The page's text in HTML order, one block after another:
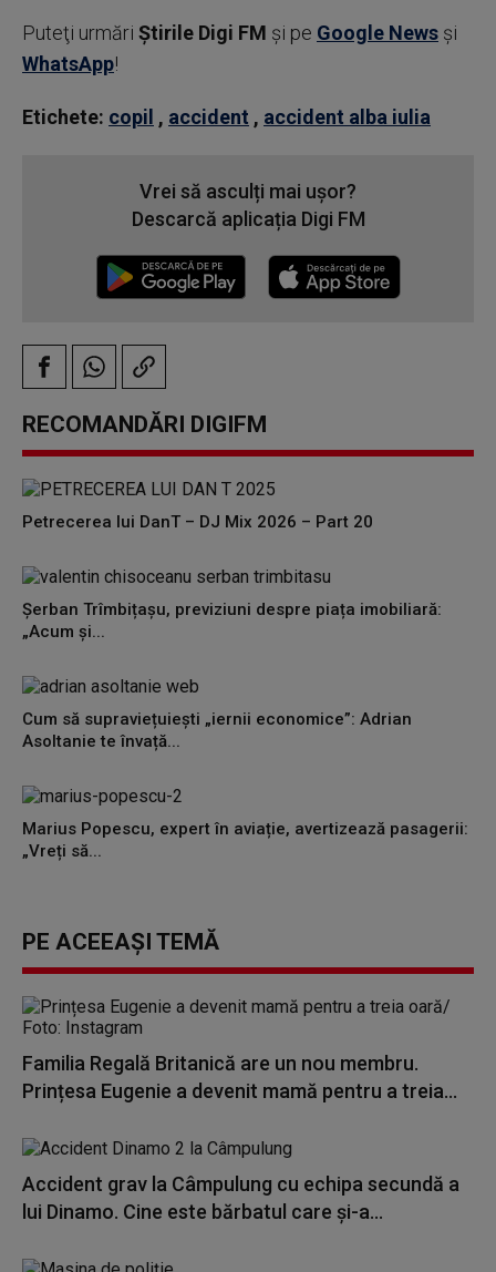
Puteţi urmări Știrile Digi FM şi pe Google News şi
WhatsApp!
Etichete: copil , accident , accident alba iulia
Vrei să asculți mai ușor?
Descarcă aplicația Digi FM
RECOMANDĂRI DIGIFM
Petrecerea lui DanT – DJ Mix 2026 – Part 20
Șerban Trîmbițașu, previziuni despre piața imobiliară:
„Acum și...
Cum să supraviețuiești „iernii economice”: Adrian
Asoltanie te învață...
Marius Popescu, expert în aviație, avertizează pasagerii:
„Vreți să...
PE ACEEAȘI TEMĂ
Familia Regală Britanică are un nou membru.
Prințesa Eugenie a devenit mamă pentru a treia...
Accident grav la Câmpulung cu echipa secundă a
lui Dinamo. Cine este bărbatul care și-a...